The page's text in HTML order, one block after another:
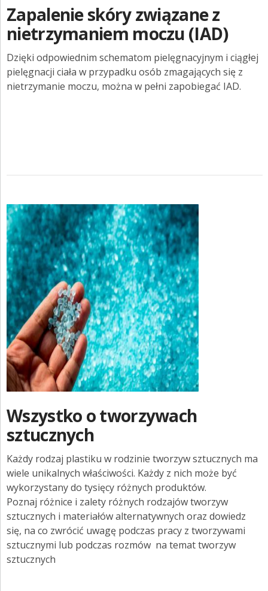
Zapalenie skóry związane z
nietrzymaniem moczu (IAD)
Dzięki odpowiednim schematom pielęgnacyjnym i ciągłej
pielęgnacji ciała w przypadku osób zmagających się z
nietrzymanie moczu, można w pełni zapobiegać IAD.
Wszystko o tworzywach
sztucznych
Każdy rodzaj plastiku w rodzinie tworzyw sztucznych ma
wiele unikalnych właściwości. Każdy z nich może być
wykorzystany do tysięcy różnych produktów.
Poznaj różnice i zalety różnych rodzajów tworzyw
sztucznych i materiałów alternatywnych oraz dowiedz
się, na co zwrócić uwagę podczas pracy z tworzywami
sztucznymi lub podczas rozmów na temat tworzyw
sztucznych